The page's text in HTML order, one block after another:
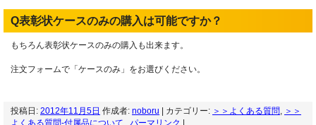
Q表彰状ケースのみの購入は可能ですか？
もちろん表彰状ケースのみの購入も出来ます。
注文フォームで「ケースのみ」をお選びください。
投稿日: 2012年11月5日 作成者: noboru | カテゴリー: ＞＞よくある質問, ＞＞